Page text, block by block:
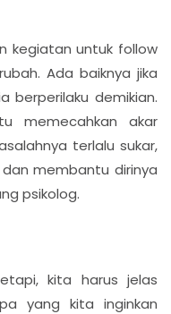
kegiatan untuk follow
Ada baiknya jika
berperilaku demikian.
memecahkan akar
terlalu sukar,
membantu dirinya
psikolog.
kita harus jelas
yang kita inginkan